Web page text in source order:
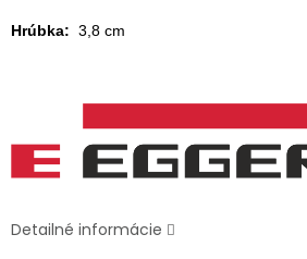
Hrúbka: 3,8 cm
Detailné informácie